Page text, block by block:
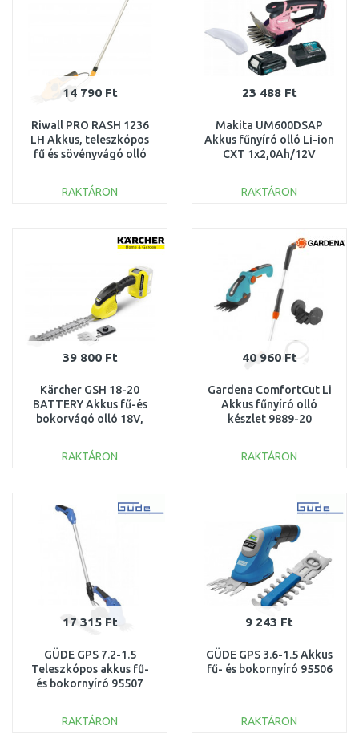
14 790 Ft
Riwall PRO RASH 1236
LH Akkus, teleszkópos
fű és sövényvágó olló
RAKTÁRON
Összehasonlítás
23 488 Ft
Makita UM600DSAP
Akkus fűnyíró olló Li-ion
CXT 1x2,0Ah/12V
RAKTÁRON
Összehasonlítás
39 800 Ft
Kärcher GSH 18-20
BATTERY Akkus fű-és
bokorvágó olló 18V,
1.444-200.0
RAKTÁRON
Összehasonlítás
40 960 Ft
Gardena ComfortCut Li
Akkus fűnyíró olló
készlet 9889-20
RAKTÁRON
Összehasonlítás
17 315 Ft
GÜDE GPS 7.2-1.5
Teleszkópos akkus fű-
és bokornyíró 95507
RAKTÁRON
9 243 Ft
GÜDE GPS 3.6-1.5 Akkus
fű- és bokornyíró 95506
RAKTÁRON